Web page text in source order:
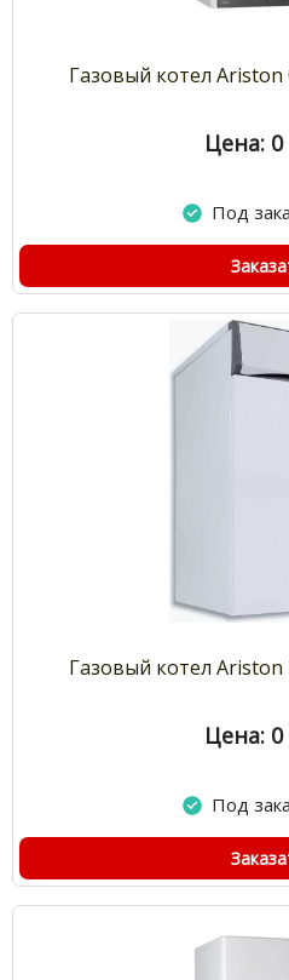
Газовый котел Ariston
Цена: 0
Под
Газовый котел Ariston
Цена: 0
Под